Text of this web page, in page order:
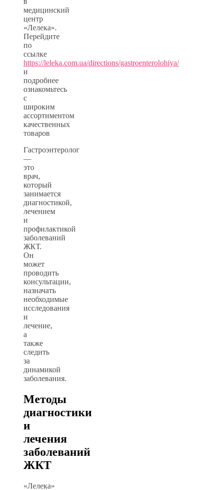
медицинский
центр
«Лелека».
Перейдите
по
ссылке
https://leleka.com.ua/directions/gastroenterolohiya/
и
подробнее
ознакомьтесь
с
широким
ассортиментом
качественных
товаров
Гастроэнтеролог
—
это
врач,
который
занимается
диагностикой,
лечением
и
профилактикой
заболеваний
ЖКТ.
Он
может
проводить
консультации,
назначать
необходимые
исследования
и
лечение,
а
также
следить
за
динамикой
заболевания.
Методы
диагностики
и
лечения
заболеваний
ЖКТ
«Лелека»